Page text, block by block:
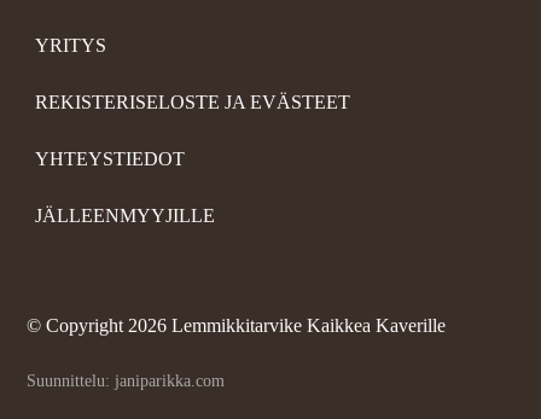
YRITYS
REKISTERISELOSTE JA EVÄSTEET
YHTEYSTIEDOT
JÄLLEENMYYJILLE
© Copyright 2026 Lemmikkitarvike Kaikkea Kaverille
Suunnittelu: janiparikka.com